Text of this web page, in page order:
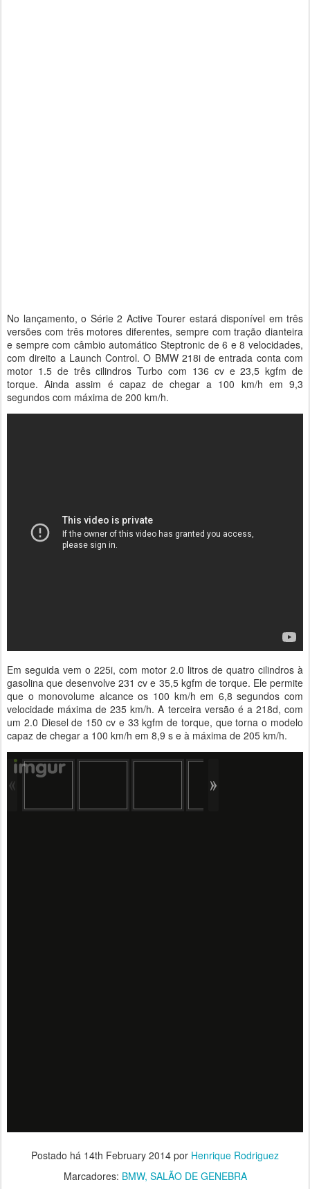
No lançamento, o Série 2 Active Tourer estará disponível em três
versões com três motores diferentes, sempre com tração dianteira
e sempre com câmbio automático Steptronic de 6 e 8 velocidades,
com direito a Launch Control. O BMW 218i de entrada conta com
motor 1.5 de três cilindros Turbo com 136 cv e 23,5 kgfm de
torque. Ainda assim é capaz de chegar a 100 km/h em 9,3
segundos com máxima de 200 km/h.
Em seguida vem o 225i, com motor 2.0 litros de quatro cilindros à
gasolina que desenvolve 231 cv e 35,5 kgfm de torque. Ele permite
que o monovolume alcance os 100 km/h em 6,8 segundos com
velocidade máxima de 235 km/h. A terceira versão é a 218d, com
um 2.0 Diesel de 150 cv e 33 kgfm de torque, que torna o modelo
capaz de chegar a 100 km/h em 8,9 s e à máxima de 205 km/h.
Postado há 14th February 2014 por Henrique Rodriguez
Marcadores: BMW SALÃO DE GENEBRA